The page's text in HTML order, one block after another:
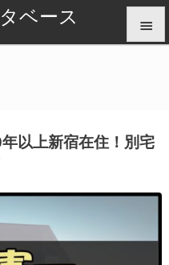
ベース 


以上新宿在住！別宅